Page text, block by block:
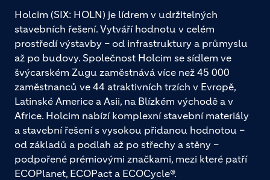
Holcim (SIX: HOLN) je lídrem v udržitelných
stavebních řešení. Vytváří hodnotu v celém
prostředí výstavby – od infrastruktury a průmyslu
až po budovy. Společnost Holcim se sídlem ve
švýcarském Zugu zaměstnává více než 45 000
zaměstnanců ve 44 atraktivních trzích v Evropě,
Latinské Americe a Asii, na Blízkém východě a v
Africe. Holcim nabízí komplexní stavební materiály
a stavební řešení s vysokou přidanou hodnotou –
od základů a podlah až po střechy a stěny –
podpořené prémiovými značkami, mezi které patří
ECOPlanet, ECOPact a ECOCycle®.